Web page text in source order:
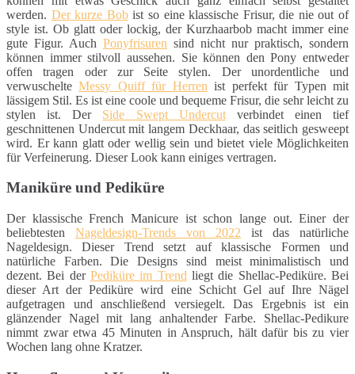
werden. Der kurze Bobist so eine klassische Frisur, die nie out of
style ist. Ob glatt oder lockig, der Kurzhaarbob macht immer eine
gute Figur. Auch Ponyfrisuren sind nicht nur praktisch, sondern
können immer stilvoll aussehen. Sie können den Pony entweder
offen tragen oder zur Seite stylen. Der unordentliche und
verwuschelteMessy Quiff für Herren ist perfekt für Typen mit
lässigem Stil. Es ist eine coole und bequeme Frisur, die sehr leicht zu
stylen ist. Der Side Swept Undercutverbindet einen tief
geschnittenen Undercut mit langem Deckhaar, das seitlich gesweept
wird. Er kann glatt oder wellig sein und bietet viele Möglichkeiten
für Verfeinerung. Dieser Look kann einiges vertragen.
Maniküre und Pediküre
Der klassische French Manicure ist schon lange out. Einer der
beliebtesten Nageldesign-Trends von 2022 ist das natürliche
Nageldesign. Dieser Trend setzt auf klassische Formen und
natürliche Farben. Die Designs sind meist minimalistisch und
dezent. Bei der Pediküre im Trend liegt die Shellac-Pediküre. Bei
dieser Art der Pediküre wird eine Schicht Gel auf Ihre Nägel
aufgetragen und anschließend versiegelt. Das Ergebnis ist ein
glänzender Nagel mit lang anhaltender Farbe. Shellac-Pedikure
nimmt zwar etwa 45 Minuten in Anspruch, hält dafür bis zu vier
Wochen lang ohne Kratzer.